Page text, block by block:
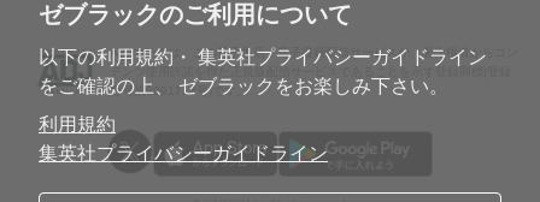
ゼブラックのご利用について
以下の利用規約・ 集英社プライバシーガイドライン
をご確認の上、 ゼブラックをお楽しみ下さい。
利用規約
集英社プライバシーガイドライン
ABJマークは、この電子書店・電子書籍配信サービスが、著作権者からコン
テンツ使用許諾を得た正規版配信サービスであることを示す登録商標(登録
番号第6091713号)です。